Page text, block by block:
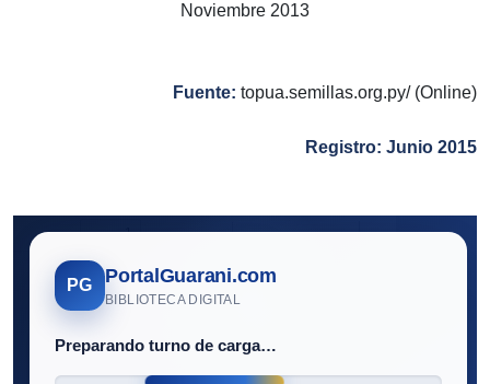
Noviembre 2013
Fuente: topua.semillas.org.py/ (Online)
Registro: Junio 2015